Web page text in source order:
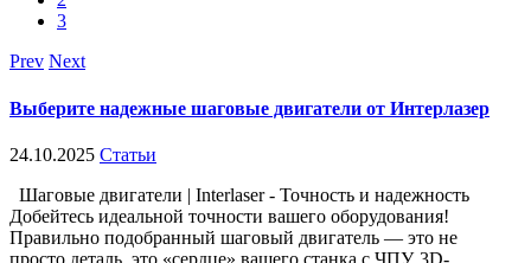
3
Prev Next
Выберите надежные шаговые двигатели от Интерлазер
24.10.2025 Статьи
Шаговые двигатели | Interlaser - Точность и надежность
Добейтесь идеальной точности вашего оборудования!
Правильно подобранный шаговый двигатель — это не
просто деталь, это «сердце» вашего станка с ЧПУ, 3D-